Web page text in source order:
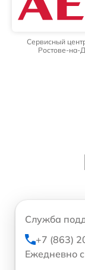
Сервисный
Ростове-на-
Служба
+7 (863)
Ежедневно